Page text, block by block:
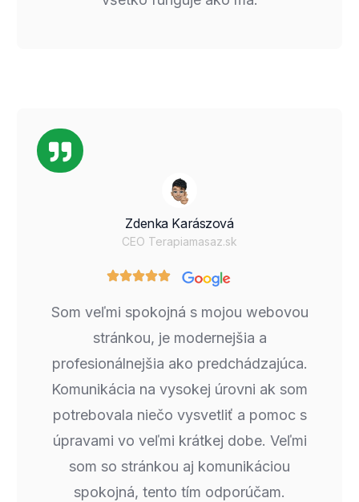
Zdenka Karászová
CEO Terapiamasaz.sk
Som veľmi spokojná s mojou webovou
stránkou, je modernejšia a
profesionálnejšia ako predchádzajúca.
Komunikácia na vysokej úrovni ak som
potrebovala niečo vysvetliť a pomoc s
úpravami vo veľmi krátkej dobe. Veľmi
som so stránkou aj komunikáciou
spokojná, tento tím odporúčam.